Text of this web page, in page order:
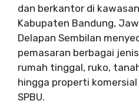
dan berkantor di
Kabupaten Bandung,
Delapan Sembilan
pemasaran berbagai
rumah tinggal, ruko,
hingga properti
SPBU.